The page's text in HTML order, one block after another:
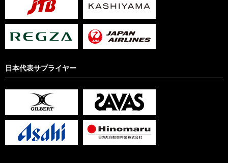
日本代表サプライヤー